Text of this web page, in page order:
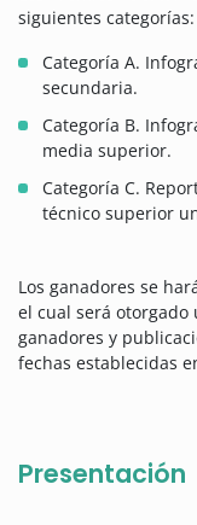
siguientes categorías:
Categoría A.
secundaria.
Categoría B.
media superior.
Categoría C.
técnico superior
Los ganadores se
el cual será otorgado
ganadores y
fechas establecidas
Presentación